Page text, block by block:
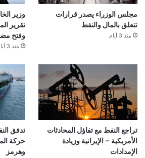
مجلس الوزراء يصدر قرارات
تتعلق بالمال والنفط
منذ 3 أيام
وزير
تقرير
وفتح
منذ 3 أيام
تراجع النفط مع تفاؤل المحادثات
الأمريكية – الإيرانية وزيادة
الإمدادات
تدفق
حركة
وهرمز